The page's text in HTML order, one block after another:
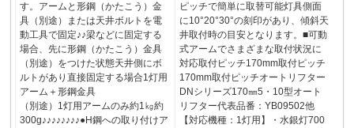
す。アームと形鋼（かたこう）金
具（別途）または天井ボルトを電
動工具で固定♪♪梁などに固定する
場合、先に形鋼（かたこう）金具
（別途）をつけた状態天井側にボ
ルトがあり直接固定する場合1灯用
アーム＋形鋼金具
（別途）1灯用アームのみ約1㎏約
300g♪♪♪♪♪♪♪♪●H鋼への取り付けア
ピッチで簡単に取替可能灯具側面
に10°20°30°の刻印があり、傾斜天
井取付時の目安となります。■可動
式アームでさまざまな取付状況に
対応取付ピッチ170mm取付ピッチ
170mm取付ピッチオートリフター
DNシリーズ170㎜5・10型オート
リフター代表品番：YB09502他
【対応機種：1灯用】・水銀灯700